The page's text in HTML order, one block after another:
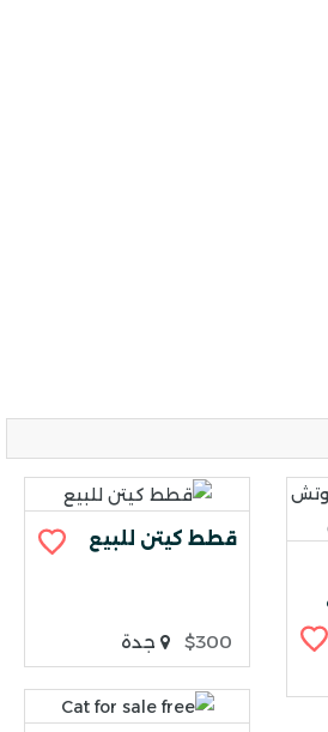
قطط كيتن للبيع
$300 جدة